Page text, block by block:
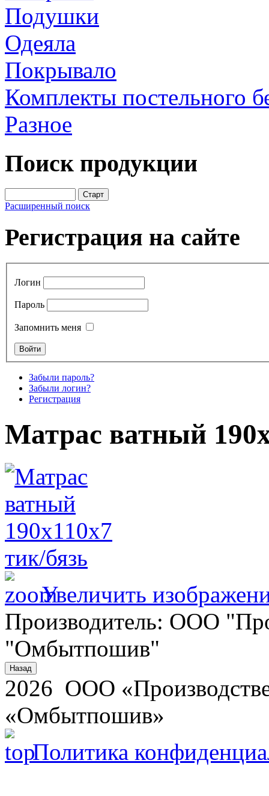
Подушки
Одеяла
Покрывало
Комплекты постельного
Разное
Поиск продукции
Расширенный поиск
Регистрация на сайте
Логин
Пароль
Запомнить меня
Забыли пароль?
Забыли логин?
Регистрация
Матрас ватный
Увеличить
Производитель: ООО
"Омбытпошив"
2026 ООО
«Омбытпошив»
Политика